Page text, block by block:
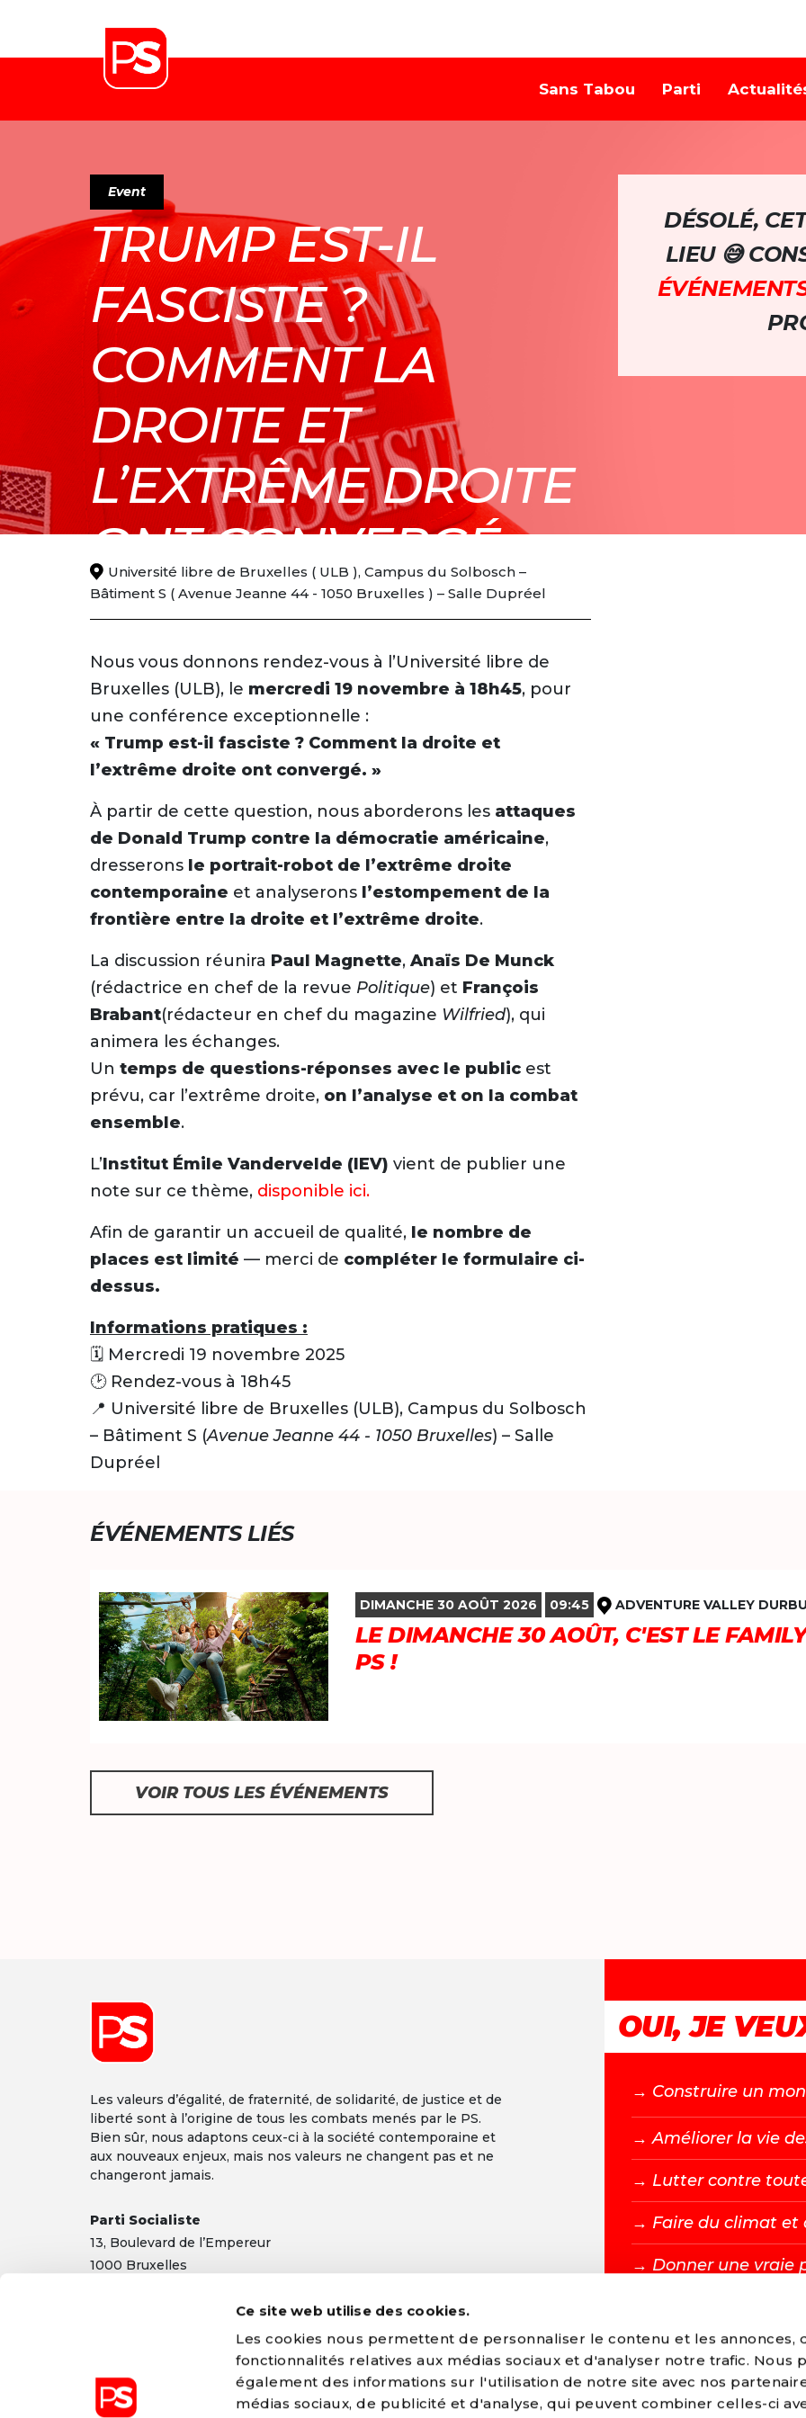
Ce site web utilise des cookies.
Les cookies nous permettent de personnaliser le contenu et les annonces,
fonctionnalités relatives aux médias sociaux et d'analyser notre trafic. Nous
également des informations sur l'utilisation de notre site avec nos
médias sociaux, de publicité et d'analyse, qui peuvent combiner celles-ci
Sans Tabou Parti
Event
TRUMP EST-IL
FASCISTE ?
COMMENT LA
DROITE ET
L’EXTRÊME DROITE
ONT CONVERGÉ.
NOV
19
Font size
Université libre de Bruxelles ( ULB ), Campus du Solbosch –
Bâtiment S ( Avenue Jeanne 44 - 1050 Bruxelles ) – Salle Dupréel
Nous vous donnons rendez-vous à l’Université libre de
Bruxelles (ULB), le mercredi 19 novembre à 18h45, pour
une conférence exceptionnelle :
« Trump est-il fasciste ? Comment la droite et
l’extrême droite ont convergé. »
À partir de cette question, nous aborderons les attaques
de Donald Trump contre la démocratie américaine,
dresserons le portrait-robot de l’extrême droite
contemporaine et analyserons l’estompement de la
frontière entre la droite et l’extrême droite.
La discussion réunira Paul Magnette, Anaïs De Munck
(rédactrice en chef de la revue Politique) et François
Brabant(rédacteur en chef du magazine Wilfried), qui
animera les échanges.
Un temps de questions-réponses avec le public est
prévu, car l’extrême droite, on l’analyse et on la combat
ensemble.
L’Institut Émile Vandervelde (IEV) vient de publier une
note sur ce thème, disponible ici.
Afin de garantir un accueil de qualité, le nombre de
places est limité — merci de compléter le formulaire ci-
dessus.
Informations pratiques :
🗓️ Mercredi 19 novembre 2025
🕑 Rendez-vous à 18h45
📍 Université libre de Bruxelles (ULB), Campus du Solbosch
– Bâtiment S (Avenue Jeanne 44 - 1050 Bruxelles) – Salle
Dupréel
DÉSOLÉ,
LIEU 😅
ÉVÉNEMENTS LIÉS
DIMANCHE 30 AOÛT 2026 09:45 ADVENTURE VALLEY
LE DIMANCHE 30 AOÛT, C'EST LE
PS !
VOIR TOUS LES ÉVÉNEMENTS
Les valeurs d’égalité, de fraternité, de solidarité, de justice et de
liberté sont à l’origine de tous les combats menés par le PS.
Bien sûr, nous adaptons ceux-ci à la société contemporaine et
aux nouveaux enjeux, mais nos valeurs ne changent pas et ne
changeront jamais.
Parti Socialiste
13, Boulevard de l’Empereur
1000 Bruxelles
Mentions légales |Confidentialité
OUI, JE
→ Construire un
→ Améliorer la vie
→ Lutter contre
→ Faire du climat et
→ Donner une vraie
DEVENIR